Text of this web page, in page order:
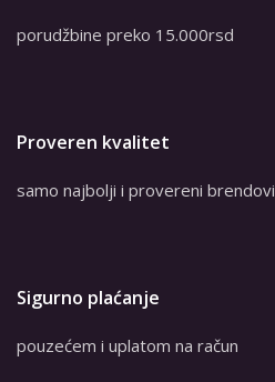
porudžbine preko 15.000rsd
Proveren kvalitet
samo najbolji i provereni brendovi
Sigurno plaćanje
pouzećem i uplatom na račun